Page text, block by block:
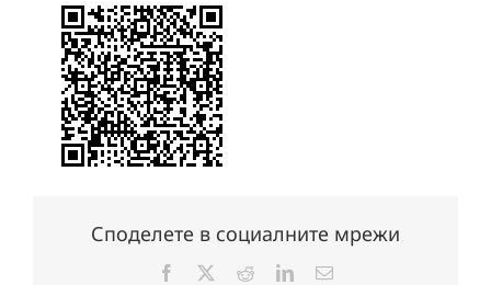
Споделете в социалните мрежи
Facebook RedditLinkedInЕлектронна